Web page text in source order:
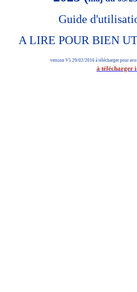
Guide
A LIRE POUR BIEN
version V5 29/02/2016 à télécharger pour
à télécharger